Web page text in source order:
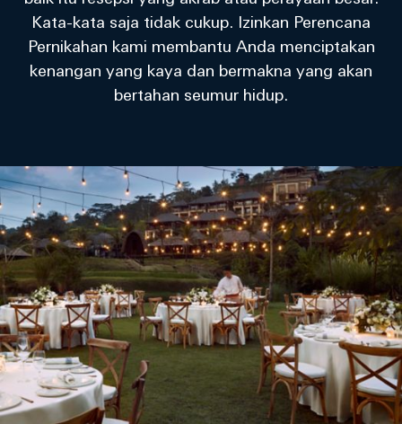
Kata-kata saja tidak cukup. Izinkan Perencana
Pernikahan kami membantu Anda menciptakan
kenangan yang kaya dan bermakna yang akan
bertahan seumur hidup.